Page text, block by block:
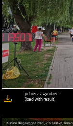
pobierz z wynikiem
(load with result)